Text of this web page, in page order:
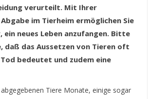
verurteilt. Mit Ihrer
im Tierheim ermöglichen Sie
ein neues Leben anzufangen. Bitte
daß das Aussetzen von Tieren oft
bedeutet und zudem eine
Tiere Monate, einige sogar